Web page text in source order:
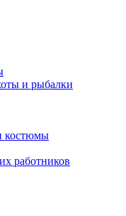
и рыбалки
костюмы
работников